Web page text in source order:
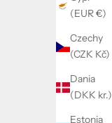
(EUR €)
Czechy
(CZK Kč)
Dania
(DKK kr.)
Estonia